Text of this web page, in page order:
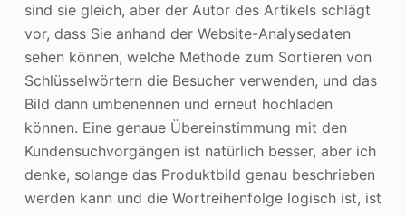
sind sie gleich, aber der Autor des Artikels schlägt
vor, dass Sie anhand der Website-Analysedaten
sehen können, welche Methode zum Sortieren von
Schlüsselwörtern die Besucher verwenden, und das
Bild dann umbenennen und erneut hochladen
können. Eine genaue Übereinstimmung mit den
Kundensuchvorgängen ist natürlich besser, aber ich
denke, solange das Produktbild genau beschrieben
werden kann und die Wortreihenfolge logisch ist, ist